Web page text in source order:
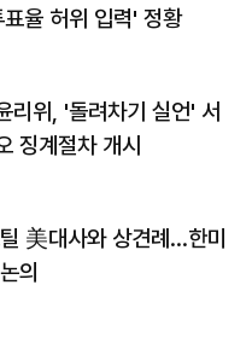
표율 허위 입력' 정황
리위, '돌려차기 실언' 서
징계절차 개시
美대사와 상견례…한미
의